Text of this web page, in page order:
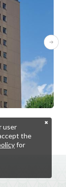
user
the
for